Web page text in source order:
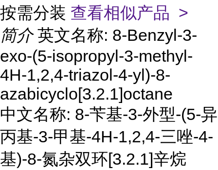
按需分装 查看相似产品 >
简介 英文名称: 8-Benzyl-3-
exo-(5-isopropyl-3-methyl-
4H-1,2,4-triazol-4-yl)-8-
azabicyclo[3.2.1]octane
中文名称: 8-苄基-3-外型-(5-异
丙基-3-甲基-4H-1,2,4-三唑-4-
基)-8-氮杂双环[3.2.1]辛烷